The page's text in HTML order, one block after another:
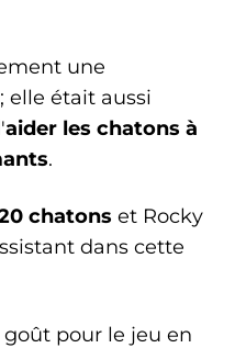
une
elle était aussi
aider les chatons à
.
chatons et Rocky
dans cette
pour le jeu en